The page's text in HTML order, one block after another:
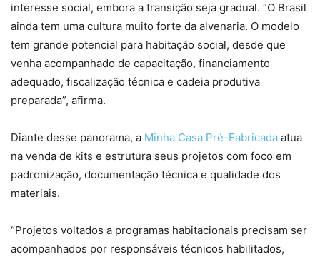
interesse social, embora a transição seja gradual. “O Brasil
ainda tem uma cultura muito forte da alvenaria. O modelo
tem grande potencial para habitação social, desde que
venha acompanhado de capacitação, financiamento
adequado, fiscalização técnica e cadeia produtiva
preparada”, afirma.
Diante desse panorama, a Minha Casa Pré-Fabricada atua
na venda de kits e estrutura seus projetos com foco em
padronização, documentação técnica e qualidade dos
materiais.
“Projetos voltados a programas habitacionais precisam ser
acompanhados por responsáveis técnicos habilitados,